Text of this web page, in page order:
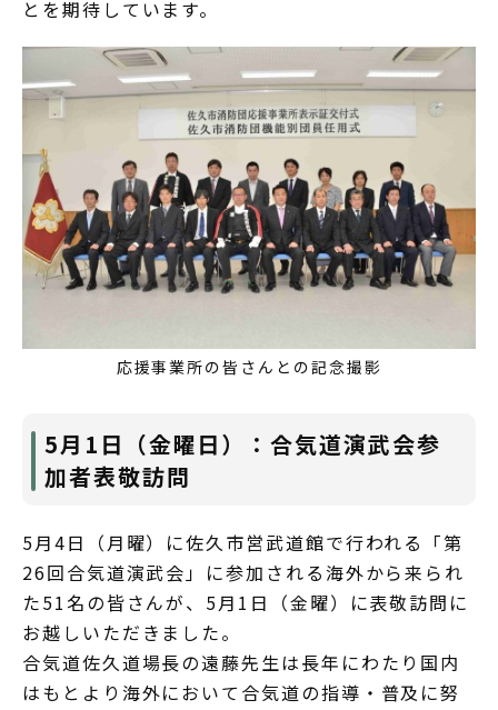
とを期待しています。
応援事業所の皆さんとの記念撮影
5月1日（金曜日）：合気道演武会参
加者表敬訪問
5月4日（月曜）に佐久市営武道館で行われる「第
26回合気道演武会」に参加される海外から来られ
た51名の皆さんが、5月1日（金曜）に表敬訪問に
お越しいただきました。
合気道佐久道場長の遠藤先生は長年にわたり国内
はもとより海外において合気道の指導・普及に努